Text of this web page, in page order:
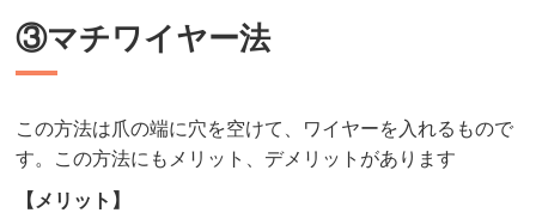
③マチワイヤー法
この方法は爪の端に穴を空けて、ワイヤーを入れるもので
す。この方法にもメリット、デメリットがあります
【メリット】